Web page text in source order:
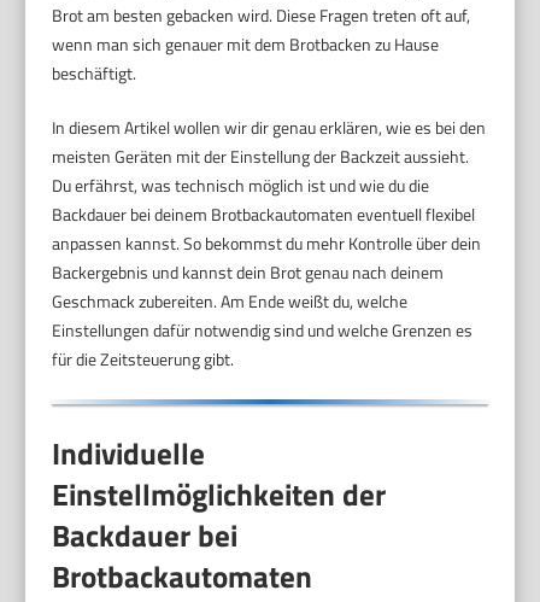
Brot am besten gebacken wird. Diese Fragen treten oft auf,
wenn man sich genauer mit dem Brotbacken zu Hause
beschäftigt.
In diesem Artikel wollen wir dir genau erklären, wie es bei den
meisten Geräten mit der Einstellung der Backzeit aussieht.
Du erfährst, was technisch möglich ist und wie du die
Backdauer bei deinem Brotbackautomaten eventuell flexibel
anpassen kannst. So bekommst du mehr Kontrolle über dein
Backergebnis und kannst dein Brot genau nach deinem
Geschmack zubereiten. Am Ende weißt du, welche
Einstellungen dafür notwendig sind und welche Grenzen es
für die Zeitsteuerung gibt.
Individuelle
Einstellmöglichkeiten der
Backdauer bei
Brotbackautomaten